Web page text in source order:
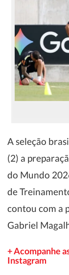
A seleção
(2) a
do Mundo
de
contou com a
Gabriel
+ Acompanhe
Instagram